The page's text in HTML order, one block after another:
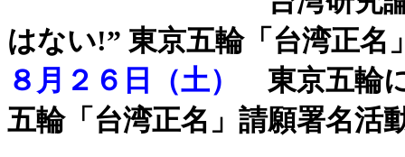
はない!” 東京五輪「台湾正名
８月２６日（土）
東京五輪
五輪「台湾正名」請願署名活